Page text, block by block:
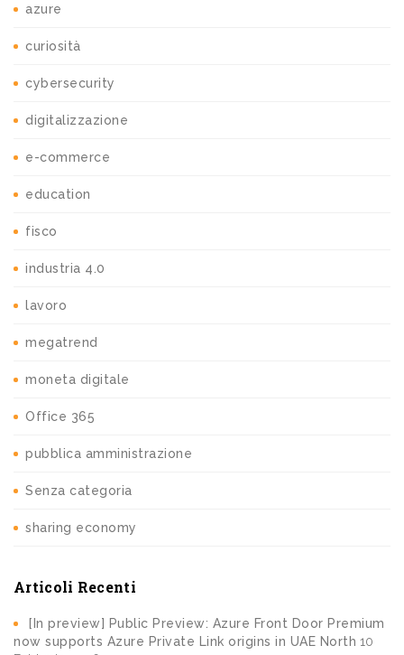
azure
curiosità
cybersecurity
digitalizzazione
e-commerce
education
fisco
industria 4.0
lavoro
megatrend
moneta digitale
Office 365
pubblica amministrazione
Senza categoria
sharing economy
Articoli Recenti
[In preview] Public Preview: Azure Front Door Premium
now supports Azure Private Link origins in UAE North 10